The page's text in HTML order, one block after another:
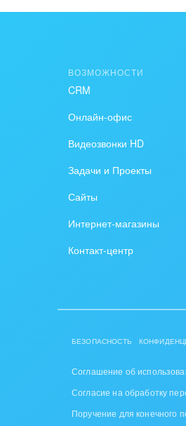
ВОЗМОЖНОСТИ
CRM
Онлайн-офис
Видеозвонки HD
Задачи и Проекты
Сайты
Интернет-магазины
Контакт-центр
БЕЗОПАСНОСТЬ
Соглашение об
Согласие на обработку
Поручение для конечного